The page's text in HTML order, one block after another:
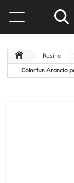
Resina
Colorfun Arancio